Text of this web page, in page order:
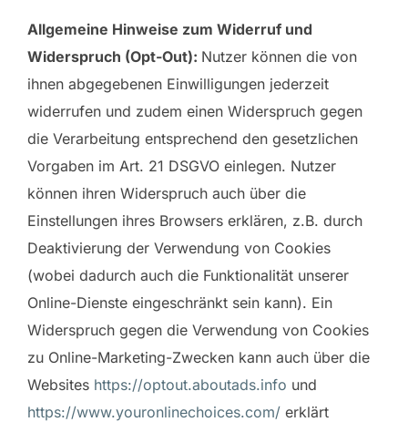
Allgemeine Hinweise zum Widerruf und
Widerspruch (Opt-Out): Nutzer können die von
ihnen abgegebenen Einwilligungen jederzeit
widerrufen und zudem einen Widerspruch gegen
die Verarbeitung entsprechend den gesetzlichen
Vorgaben im Art. 21 DSGVO einlegen. Nutzer
können ihren Widerspruch auch über die
Einstellungen ihres Browsers erklären, z.B. durch
Deaktivierung der Verwendung von Cookies
(wobei dadurch auch die Funktionalität unserer
Online-Dienste eingeschränkt sein kann). Ein
Widerspruch gegen die Verwendung von Cookies
zu Online-Marketing-Zwecken kann auch über die
Websites https://optout.aboutads.info und
https://www.youronlinechoices.com/ erklärt